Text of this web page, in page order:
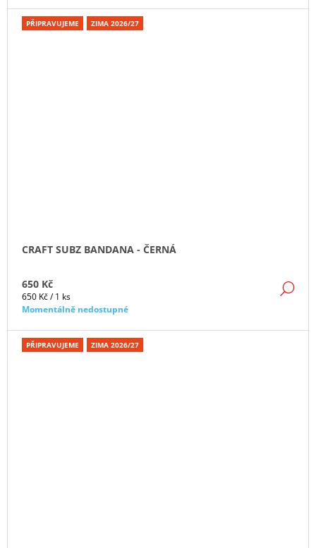
PŘIPRAVUJEME ZIMA 2026/27
CRAFT SUBZ BANDANA - ČERNÁ
650 Kč
Měrná
cena:
650 Kč / 1 ks
Momentálně nedostupné
PŘIPRAVUJEME ZIMA 2026/27